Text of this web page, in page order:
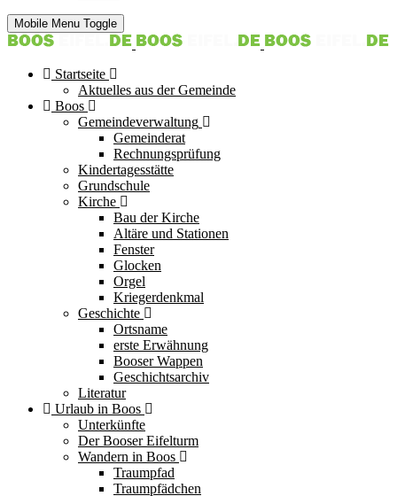
Mobile Menu Toggle
Startseite
Aktuelles aus der Gemeinde
Boos
Gemeindeverwaltung
Gemeinderat
Rechnungsprüfung
Kindertagesstätte
Grundschule
Kirche
Bau der Kirche
Altäre und Stationen
Fenster
Glocken
Orgel
Kriegerdenkmal
Geschichte
Ortsname
erste Erwähnung
Booser Wappen
Geschichtsarchiv
Literatur
Urlaub in Boos
Unterkünfte
Der Booser Eifelturm
Wandern in Boos
Traumpfad
Traumpfädchen